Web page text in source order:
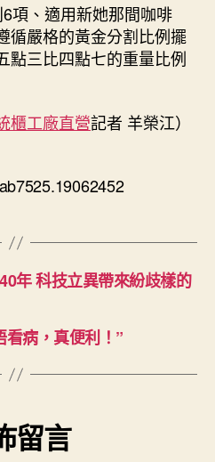
項、適用新她那間咖啡
循嚴格的黃金分割比例擺
點三比四點七的重量比例
櫃工廠直營記者 羊榮江）
年 科技立異帶來紛歧樣的
看病，真便利！”
留言